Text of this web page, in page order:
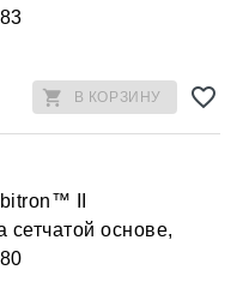
В КОРЗИНУ
II
основе,